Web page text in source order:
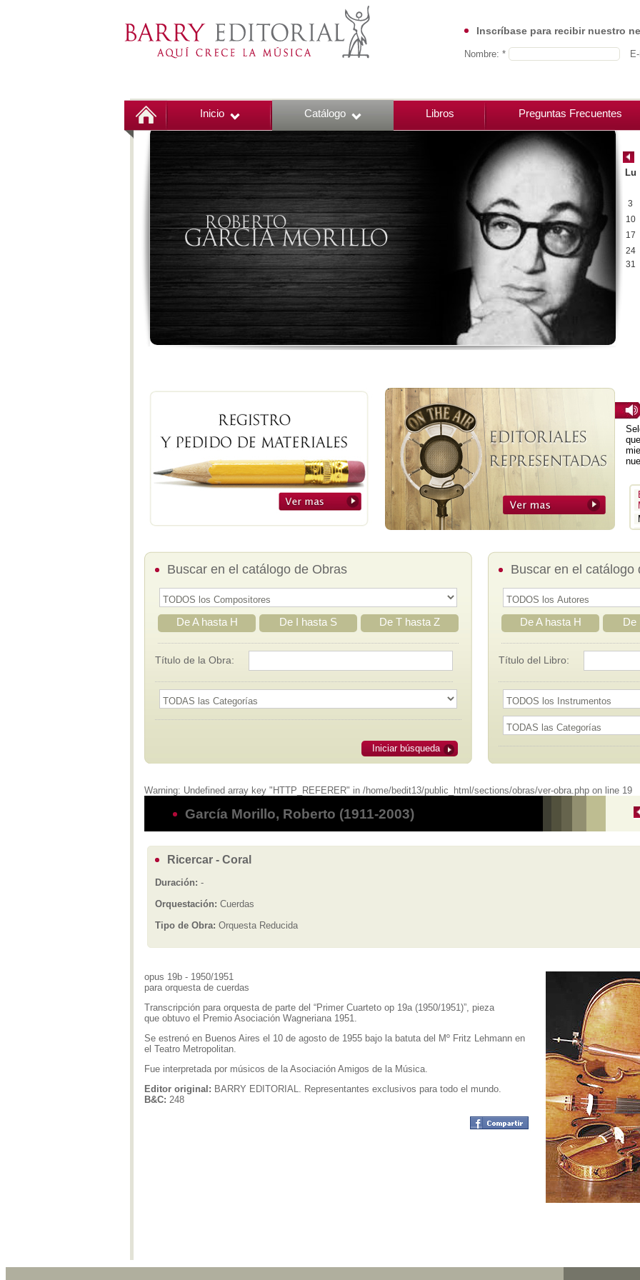
Inscríbase para recibir nuestro
Nombre: *
Inicio Catálogo Libros Preguntas Frecuentes
Lu
3
10
17
24
31
Buscar en el catálogo de Obras
De A hasta H De I hasta S De T hasta Z
Título de la Obra:
Iniciar búsqueda
Buscar en el catálogo
De A hasta H De
Título del Libro:
Warning: Undefined array key "HTTP_REFERER" in /home/bedit13/public_html/sections/obras/ver-obra.php on line 19
García Morillo, Roberto (1911-2003)
Ricercar - Coral
Duración: -
Orquestación: Cuerdas
Tipo de Obra: Orquesta Reducida
opus 19b - 1950/1951
para orquesta de cuerdas
Transcripción para orquesta de parte del “Primer Cuarteto op 19a (1950/1951)”, pieza
que obtuvo el Premio Asociación Wagneriana 1951.
Se estrenó en Buenos Aires el 10 de agosto de 1955 bajo la batuta del Mº Fritz Lehmann en
el Teatro Metropolitan.
Fue interpretada por músicos de la Asociación Amigos de la Música.
Editor original: BARRY EDITORIAL. Representantes exclusivos para todo el mundo.
B&C: 248